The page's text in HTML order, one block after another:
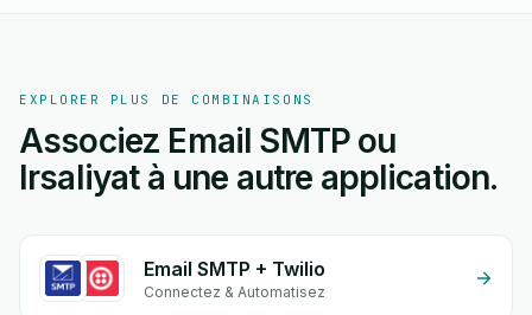
EXPLORER PLUS DE COMBINAISONS
Associez Email SMTP ou
Irsaliyat à une autre application.
Email SMTP + Twilio
Connectez & Automatisez